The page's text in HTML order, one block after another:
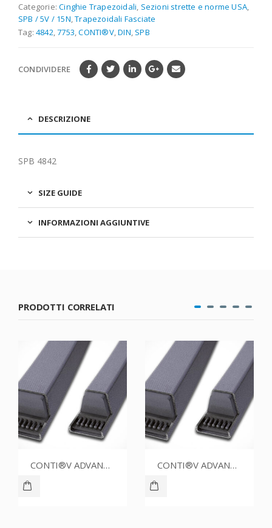
Categorie:Cinghie Trapezoidali Sezioni strette e norme USA
SPB / 5V / 15N ,Trapezoidali Fasciate
Tag: 4842 ,7753 ,CONTI®V,DIN SPB
CONDIVIDERE
DESCRIZIONE
SPB 4842
SIZE GUIDE
INFORMAZIONI AGGIUNTIVE
PRODOTTI CORRELATI